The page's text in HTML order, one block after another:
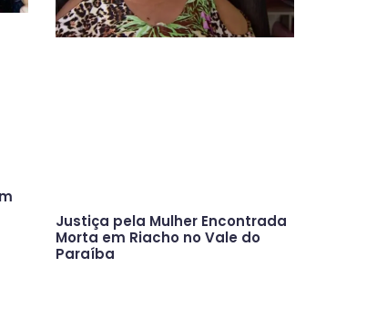
Justiça pela Mulher Encontrada
Morta em Riacho no Vale do
Paraíba